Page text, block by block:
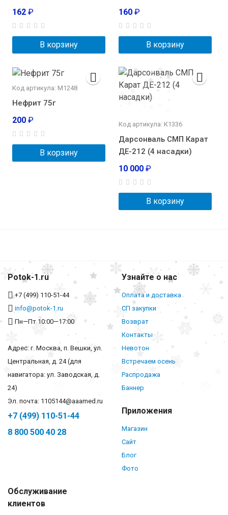
162 ₽
В корзину
160 ₽
В корзину
Код артикула: М1248
Нефрит 75г
200 ₽
В корзину
Код артикула: К1336
Дарсонваль СМП Карат
ДЕ-212 (4 насадки)
10 000 ₽
В корзину
Potok-1.ru
+7 (499) 110-51-44
info@potok-1.ru
Пн—Пт 10:00—17:00
Адрес: г. Москва, п. Вешки, ул.
Центральная, д. 24 (для
навигатора: ул. Заводская, д.
24)
Эл. почта: 1105144@aaamed.ru
+7 (499) 110-51-44
8 800 500 40 28
Узнайте о нас
Оплата и доставка
СП закупки
Возврат
Контакты
Невотон
Встречаем осень
Распродажа
Баннер
Приложения
Магазин
Сайт
Блог
Фото
Обслуживание
клиентов